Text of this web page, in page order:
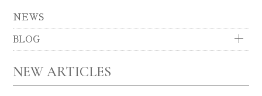
NEWS
BLOG
NEW ARTICLES